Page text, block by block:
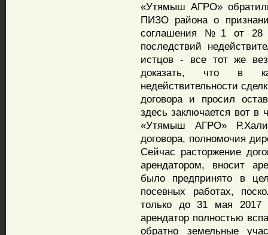
«Утямыш АГРО»
ПИЗО района о
соглашения №1 от 28
последствий
истцов - все тот же
доказать, что в
недействительности
договора и просил
здесь заключается вот
«Утямыш АГРО»
договора, полномочия
Сейчас расторжение
арендатором, вносит
было предпринято в
посевных работах,
только до 31 мая 2017
арендатор полностью
обратно земельные